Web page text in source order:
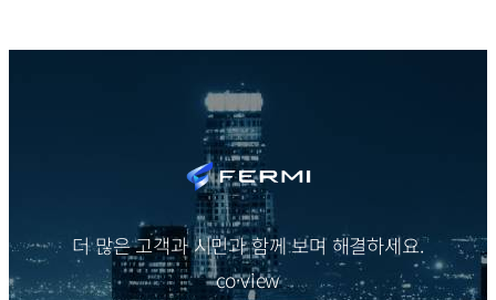
더 많은 고객과 시민과 함께 보며 해결하세요.
co·view